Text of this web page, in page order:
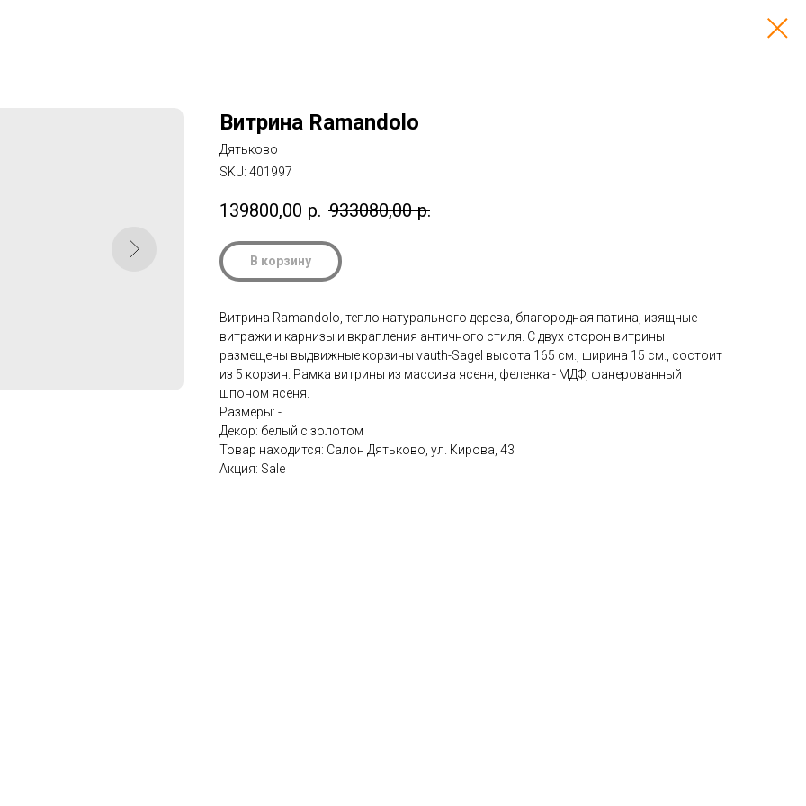
Витрина Ramandolo
Дятьково
SKU: 401997
139800,00 р. 933080,00 р.
В корзину
Витрина Ramandolo, тепло натурального дерева, благородная патина, изящные
витражи и карнизы и вкрапления античного стиля. С двух сторон витрины
размещены выдвижные корзины vauth-Sagel высота 165 см., ширина 15 см., состоит
из 5 корзин. Рамка витрины из массива ясеня, феленка - МДФ, фанерованный
шпоном ясеня.
Размеры: -
Декор: белый с золотом
Товар находится: Салон Дятьково, ул. Кирова, 43
Акция: Sale